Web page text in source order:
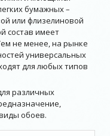
бумажных –
или флизелиновой
состав имеет
не менее, на рынке
универсальных
для любых типов
различных
обоев.